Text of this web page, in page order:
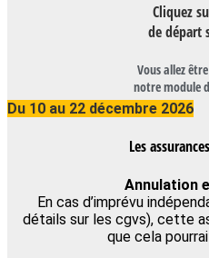
Cliquez
de départ
Vous allez
notre module
Du 10 au 22 décembre 2026
Les
Annulation
En cas d’imprévu
détails sur les cgvs), cette
que cela